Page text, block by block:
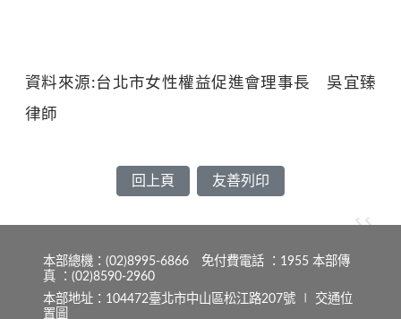
資料來源:台北市女性權益促進會理事長 吳宜臻
律師
回上頁 友善列印
本部總機：(02)8995-6866 免付費電話 ：1955 本部傳
真 ：(02)8590-2960
本部地址：104472臺北市中山區松江路207號 ∣ 交通位
置圖